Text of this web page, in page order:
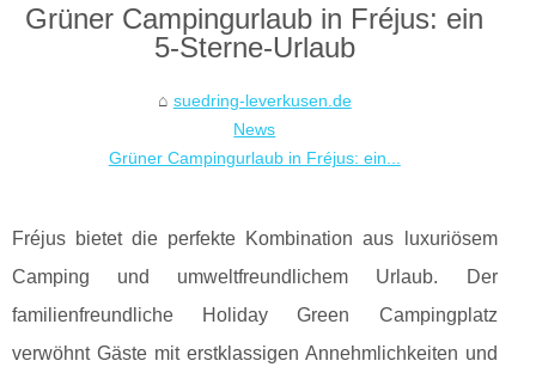
Grüner Campingurlaub in Fréjus: ein
5-Sterne-Urlaub
suedring-leverkusen.de
News
Grüner Campingurlaub in Fréjus: ein...
Fréjus bietet die perfekte Kombination aus luxuriösem
Camping und umweltfreundlichem Urlaub. Der
familienfreundliche Holiday Green Campingplatz
verwöhnt Gäste mit erstklassigen Annehmlichkeiten und